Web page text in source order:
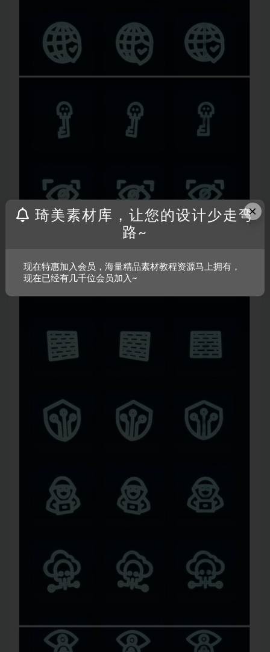
×
琦美素材库，让您的设计少走弯
路~
现在特惠加入会员，海量精品素材教程资源马上拥有，
现在已经有几千位会员加入~